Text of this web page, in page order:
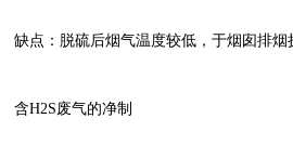
缺点：脱硫后烟气温度较低，于烟囱排烟
含H2S废气的净制